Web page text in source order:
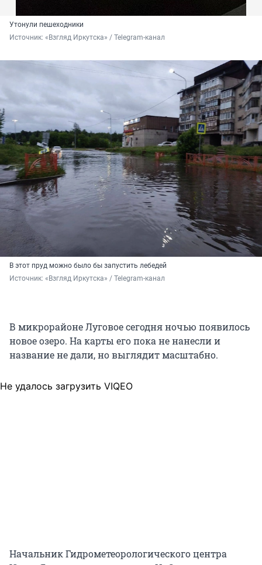
Утонули пешеходники
Источник: «Взгляд Иркутска» / Telegram-канал
В этот пруд можно было бы запустить лебедей
Источник: «Взгляд Иркутска» / Telegram-канал
В микрорайоне Луговое сегодня ночью появилось
новое озеро. На карты его пока не нанесли и
название не дали, но выглядит масштабно.
Не удалось загрузить VIQEO
Начальник Гидрометеорологического центра